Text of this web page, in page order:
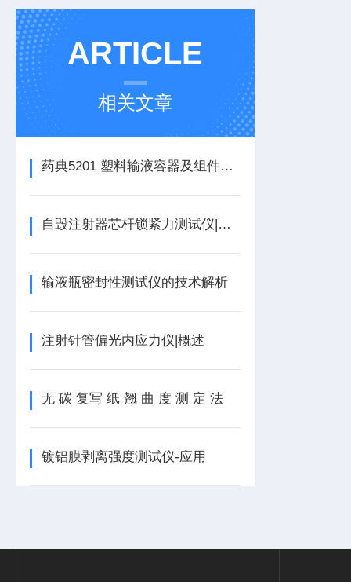
ARTICLE
相关文章
药典5201 塑料输液容器及组件用橡胶密封件 穿刺测试方案
自毁注射器芯杆锁紧力测试仪|概述
输液瓶密封性测试仪的技术解析
注射针管偏光内应力仪|概述
无 碳 复写 纸 翘 曲 度 测 定 法
镀铝膜剥离强度测试仪-应用